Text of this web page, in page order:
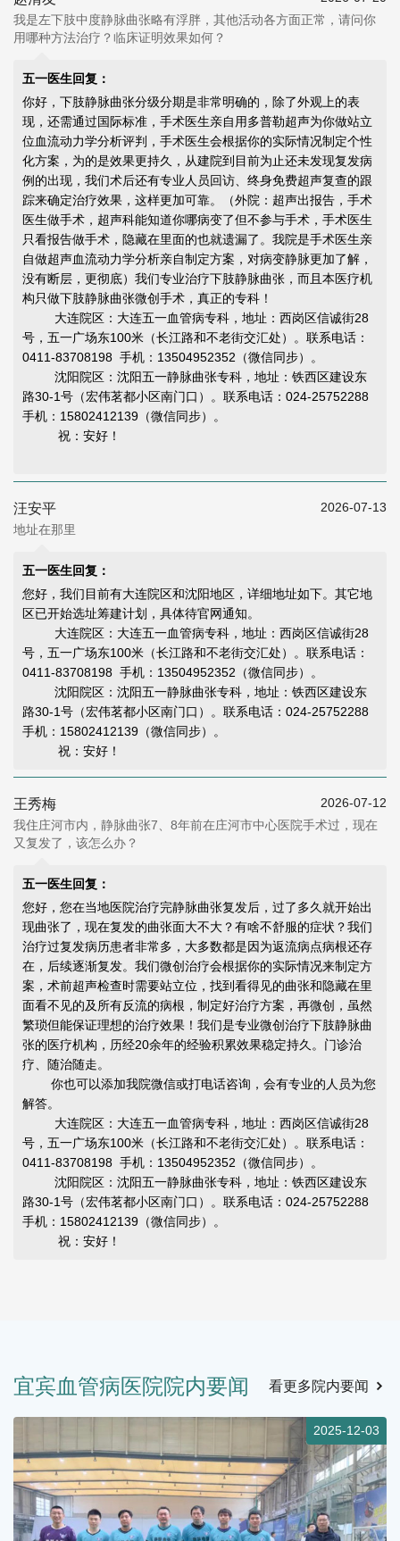
我是左下肢中度静脉曲张略有浮胖，其他活动各方面正常，请问你
用哪种方法治疗？临床证明效果如何？
五一医生回复：
你好，下肢静脉曲张分级分期是非常明确的，除了外观上的表
现，还需通过国际标准，手术医生亲自用多普勒超声为你做站立
位血流动力学分析评判，手术医生会根据你的实际情况制定个性
化方案，为的是效果更持久，从建院到目前为止还未发现复发病
例的出现，我们术后还有专业人员回访、终身免费超声复查的跟
踪来确定治疗效果，这样更加可靠。（外院：超声出报告，手术
医生做手术，超声科能知道你哪病变了但不参与手术，手术医生
只看报告做手术，隐藏在里面的也就遗漏了。我院是手术医生亲
自做超声血流动力学分析亲自制定方案，对病变静脉更加了解，
没有断层，更彻底）我们专业治疗下肢静脉曲张，而且本医疗机
构只做下肢静脉曲张微创手术，真正的专科！
大连院区：大连五一血管病专科，地址：西岗区信诚街28
号，五一广场东100米（长江路和不老街交汇处）。联系电话：
0411-83708198 手机：13504952352（微信同步）。
沈阳院区：沈阳五一静脉曲张专科，地址：铁西区建设东
路30-1号（宏伟茗都小区南门口）。联系电话：024-25752288
手机：15802412139（微信同步）。
祝：安好！
汪安平
2026-07-13
地址在那里
五一医生回复：
您好，我们目前有大连院区和沈阳地区，详细地址如下。其它地
区已开始选址筹建计划，具体待官网通知。
大连院区：大连五一血管病专科，地址：西岗区信诚街28
号，五一广场东100米（长江路和不老街交汇处）。联系电话：
0411-83708198 手机：13504952352（微信同步）。
沈阳院区：沈阳五一静脉曲张专科，地址：铁西区建设东
路30-1号（宏伟茗都小区南门口）。联系电话：024-25752288
手机：15802412139（微信同步）。
祝：安好！
王秀梅
2026-07-12
我住庄河市内，静脉曲张7、8年前在庄河市中心医院手术过，现在
又复发了，该怎么办？
五一医生回复：
您好，您在当地医院治疗完静脉曲张复发后，过了多久就开始出
现曲张了，现在复发的曲张面大不大？有啥不舒服的症状？我们
治疗过复发病历患者非常多，大多数都是因为返流病点病根还存
在，后续逐渐复发。我们微创治疗会根据你的实际情况来制定方
案，术前超声检查时需要站立位，找到看得见的曲张和隐藏在里
面看不见的及所有反流的病根，制定好治疗方案，再微创，虽然
繁琐但能保证理想的治疗效果 ！我们是专业微创治疗下肢静脉曲
张的医疗机构，历经20余年的经验积累效果稳定持久。门诊治
疗、随治随走。
你也可以添加我院微信或打电话咨询，会有专业的人员为您
解答。
大连院区：大连五一血管病专科，地址：西岗区信诚街28
号，五一广场东100米（长江路和不老街交汇处）。联系电话：
0411-83708198 手机：13504952352（微信同步）。
沈阳院区：沈阳五一静脉曲张专科，地址：铁西区建设东
路30-1号（宏伟茗都小区南门口）。联系电话：024-25752288
手机：15802412139（微信同步）。
祝：安好！
宜宾血管病医院院内要闻 看更多院内要闻
2025-12-03